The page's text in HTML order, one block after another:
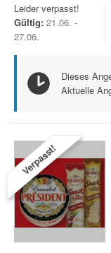
Leider verpasst!
Gültig: 21.06. -
27.06.
Dieses
Aktuelle
Verpasst!